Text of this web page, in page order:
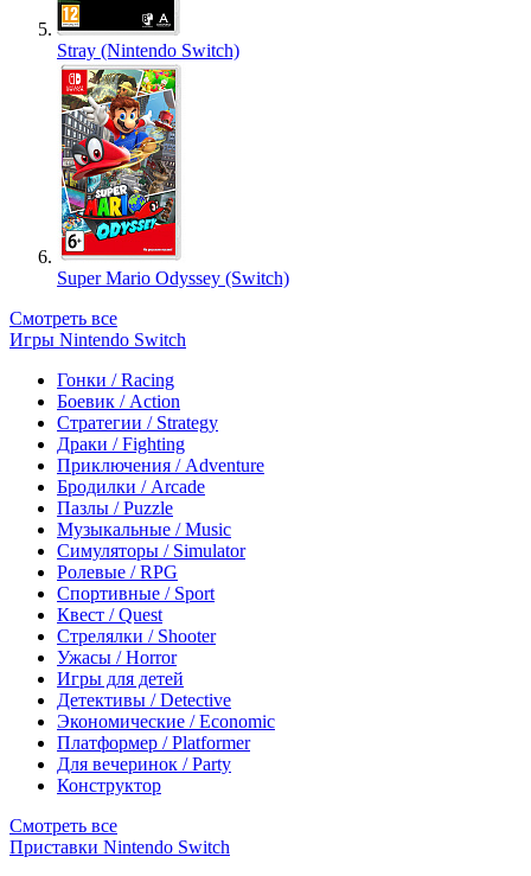
Stray (Nintendo Switch)
Super Mario Odyssey (Switch)
Смотреть все
Игры Nintendo Switch
Гонки / Racing
Боевик / Action
Стратегии / Strategy
Драки / Fighting
Приключения / Adventure
Бродилки / Arcade
Пазлы / Puzzle
Музыкальные / Music
Симуляторы / Simulator
Ролевые / RPG
Спортивные / Sport
Квест / Quest
Стрелялки / Shooter
Ужасы / Horror
Игры для детей
Детективы / Detective
Экономические / Economic
Платформер / Platformer
Для вечеринок / Party
Конструктор
Смотреть все
Приставки Nintendo Switch